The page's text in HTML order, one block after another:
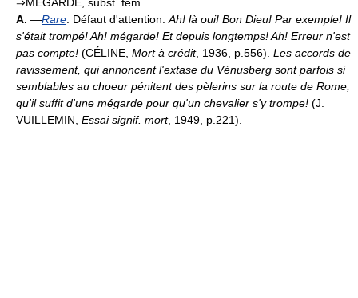
A. —Rare . Défaut d'attention. Ah! là oui! Bon Dieu! Par exemple! Il
s'était trompé! Ah! mégarde! Et depuis longtemps! Ah! Erreur n'est
pas compte! (CÉLINE, Mort à crédit, 1936, p.556). Les accords de
ravissement, qui annoncent l'extase du Vénusberg sont parfois si
semblables au choeur pénitent des pèlerins sur la route de Rome,
qu'il suffit d'une mégarde pour qu'un chevalier s'y trompe! (J.
VUILLEMIN, Essai signif. mort, 1949, p.221).